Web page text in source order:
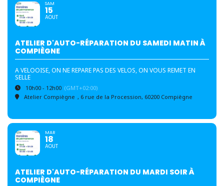
SAM
15
AOUT
ATELIER D'AUTO-RÉPARATION DU SAMEDI MATIN À
COMPIÈGNE
A VELOOISE, ON NE REPARE PAS DES VELOS, ON VOUS REMET EN
SELLE
10h00 - 12h00 (GMT+02:00)
Atelier Compiègne , 6 rue de la Procession, 60200 Compiègne
MAR
18
AOUT
ATELIER D'AUTO-RÉPARATION DU MARDI SOIR À
COMPIÈGNE